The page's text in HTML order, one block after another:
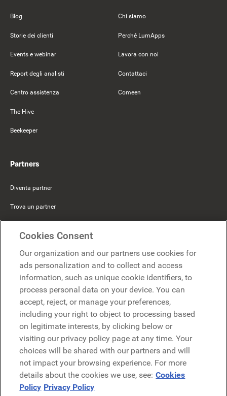
Blog
Storie dei clienti
Events e webinar
Report degli analisti
Centro assistenza
The Hive
Beekeeper
Chi siamo
Perché LumApps
Lavora con noi
Contattaci
Comeen
Partners
Diventa partner
Trova un partner
Microsoft
Richiedi una demo
Richiedi una demo
Contattaci
Contattaci
Cookies Consent
Our organization and our partners use cookies for
ads personalization and to collect and access
information, such as unique cookie identifiers, to
process personal data on your device. You can
accept, reject, or manage your preferences,
including your right to object to processing based
on legitimate interests, by clicking below or
visiting our privacy policy page at any time. Your
choices will be shared with our partners and will
not impact your browsing experience. For more
details about the cookies we use, see: Cookies
Policy Privacy Policy